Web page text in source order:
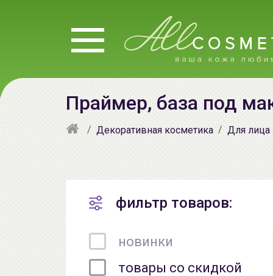
Праймер, база под
Декоративная косметика Для лица
фильтр товаров:
новинки
товары со скидкой